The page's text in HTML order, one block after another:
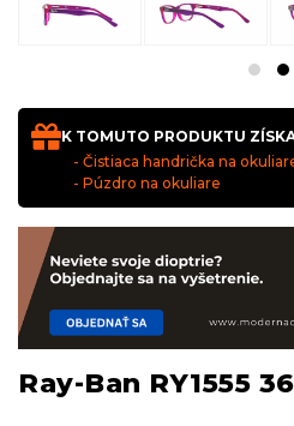
K TOMUTO PRODUKTU
- Čistiaca handrička na
- Púzdro na okuliare
Ray-Ban RY1555